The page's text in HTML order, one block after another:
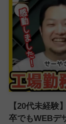
【20代未経験
卒でもWEBデ